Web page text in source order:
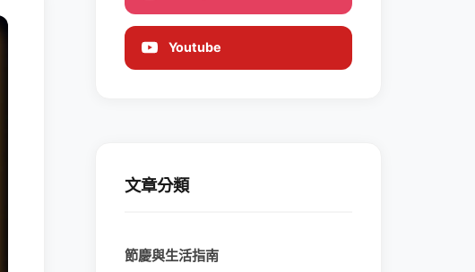
Youtube
文章分類
節慶與生活指南